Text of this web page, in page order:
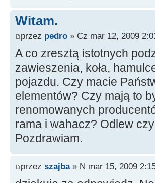
Witam.
przez pedro » Cz mar 12, 2009
A co zresztą istotnych
zawieszenia, koła,
pojazdu. Czy macie
elementów? Czy mają to
renomowanych
rama i wahacz? Odlew
Pozdrawiam.
przez szajba» N mar 15, 2009